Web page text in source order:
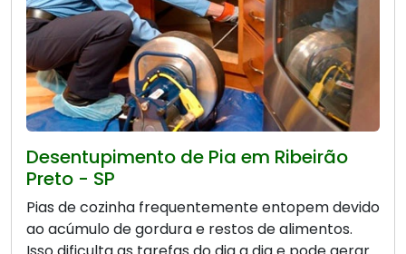
Desentupimento de Pia em Ribeirão
Preto - SP
Pias de cozinha frequentemente entopem devido
ao acúmulo de gordura e restos de alimentos.